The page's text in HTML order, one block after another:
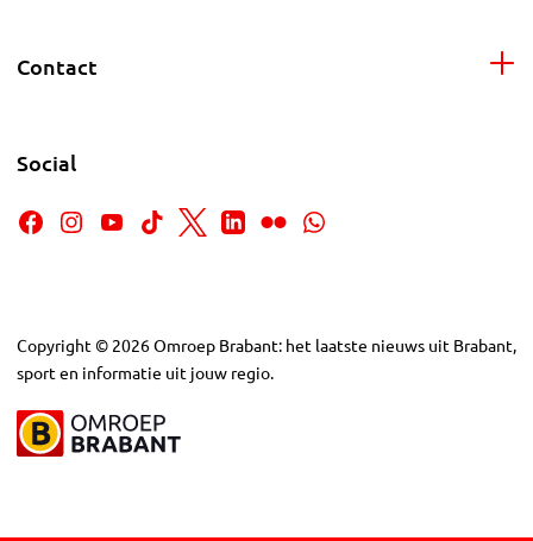
Contact
Social
Copyright © 2026Omroep Brabant: het laatste nieuws uit Brabant,
sport en informatie uit jouw regio.